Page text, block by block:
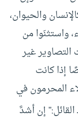
والحيوان،
واستثنَوا من
التصاوير غير
إذا كانت
المحرمون في
ـ القائل:” إن أشدَّ